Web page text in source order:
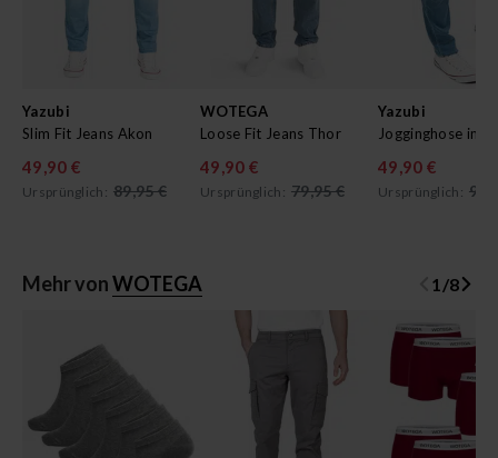
Yazubi
Slim Fit Jeans Akon
49,90 €
Ursprünglich: 89,95 €
WOTEGA
Loose Fit Jeans Thor
49,90 €
Ursprünglich: 79,95 €
Yazubi
49,90 €
Ursprünglich:
Mehr vonWOTEGA 1 /8